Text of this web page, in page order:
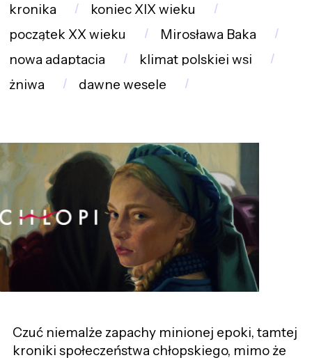
kronika
koniec XIX wieku
początek XX wieku
Mirosława Baka
nowa adaptacja
klimat polskiej wsi
żniwa
dawne wesele
Czuć niemalże zapachy minionej epoki, tamtej
kroniki społeczeństwa chłopskiego, mimo że